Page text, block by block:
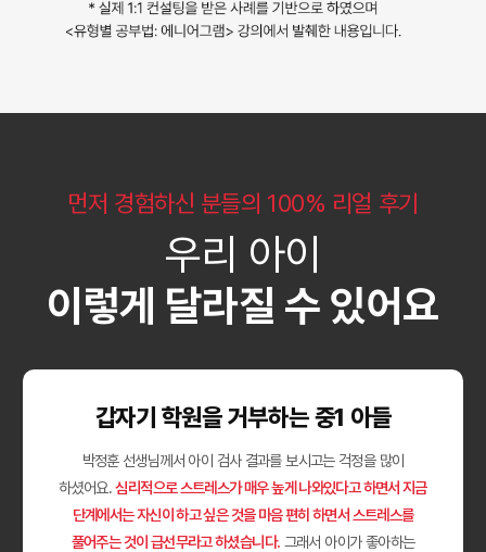
먼저 경험하신 분들의 100% 리얼 후기
우리 아이
이렇게 달라질 수 있어요
갑자기 학원을 거부하는 중1 아들
박정훈 선생님께서 아이 검사 결과를 보시고는 걱정을 많이
하셨어요.심리적으로 스트레스가 매우 높게 나와있다고 하면서 지금
단계에서는 자신이 하고 싶은 것을 마음 편히 하면서 스트레스를
풀어주는 것이 급선무라고 하셨습니다. 그래서 아이가 좋아하는